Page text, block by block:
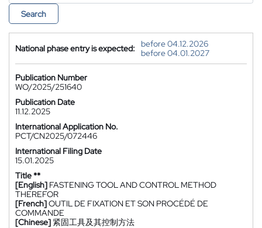
Search
National phase entry is expected:
before 04.12.2026
before 04.01.2027
Publication Number
WO/2025/251640
Publication Date
11.12.2025
International Application No.
PCT/CN2025/072446
International Filing Date
15.01.2025
Title **
[English] FASTENING TOOL AND CONTROL METHOD
THEREFOR
[French]OUTIL DE FIXATION ET SON PROCÉDÉ DE
COMMANDE
[Chinese] 紧固工具及其控制方法